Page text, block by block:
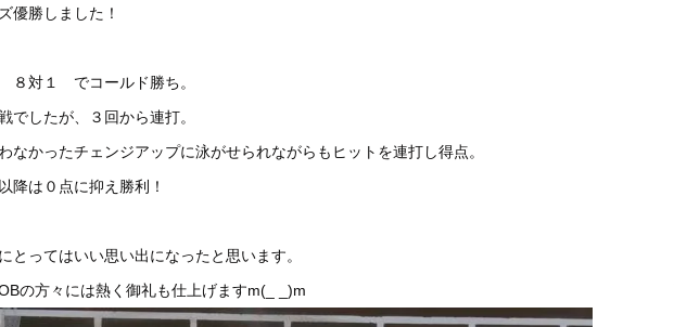
勝しました！
８対１ でコールド勝ち。
でしたが、３回から連打。
なかったチェンジアップに泳がせられながらもヒットを連打し得点。
降は０点に抑え勝利！
とってはいい思い出になったと思います。
の方々には熱く御礼も仕上げますm(_ _)m